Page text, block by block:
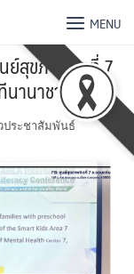
MENU
ย์สุขภาพจิตที่ 7
านาชาติ
ประชาสัมพันธ์